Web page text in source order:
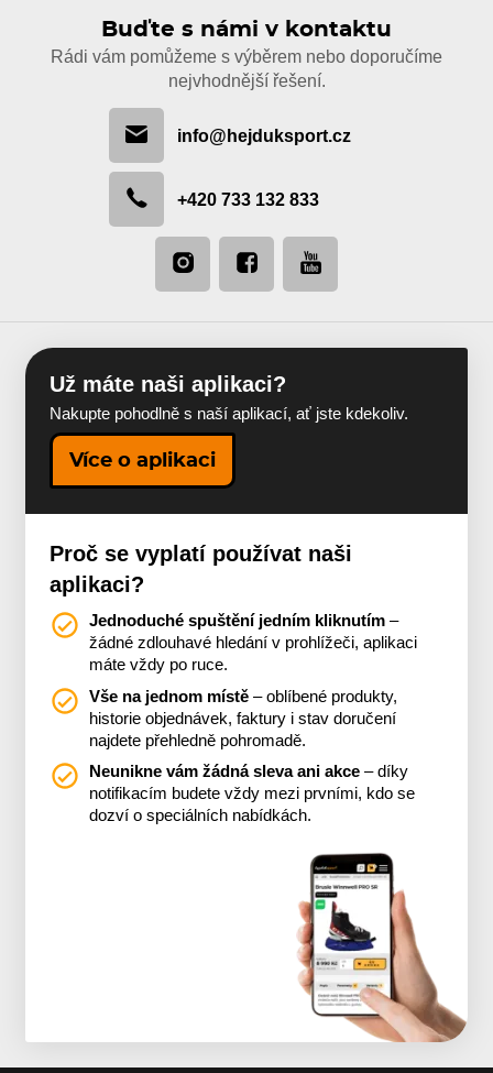
Buďte s námi v kontaktu
Rádi vám pomůžeme s výběrem nebo doporučíme
nejvhodnější řešení.
info@hejduksport.cz
+420 733 132 833
Už máte naši aplikaci?
Nakupte pohodlně s naší aplikací, ať jste kdekoliv.
Více o aplikaci
Proč se vyplatí používat naši
aplikaci?
Jednoduché spuštění jedním kliknutím –
žádné zdlouhavé hledání v prohlížeči, aplikaci
máte vždy po ruce.
Vše na jednom místě – oblíbené produkty,
historie objednávek, faktury i stav doručení
najdete přehledně pohromadě.
Neunikne vám žádná sleva ani akce – díky
notifikacím budete vždy mezi prvními, kdo se
dozví o speciálních nabídkách.